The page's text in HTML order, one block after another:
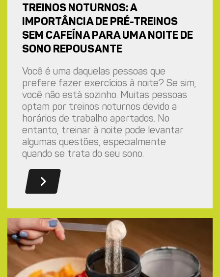
TREINOS NOTURNOS: A
IMPORTÂNCIA DE PRÉ-TREINOS
SEM CAFEÍNA PARA UMA NOITE DE
SONO REPOUSANTE
Você é uma daquelas pessoas que
prefere fazer exercícios à noite? Se sim,
você não está sozinho. Muitas pessoas
optam por treinos noturnos devido a
horários de trabalho apertados. No
entanto, treinar à noite pode levantar
algumas questões, especialmente
quando se trata do seu sono.